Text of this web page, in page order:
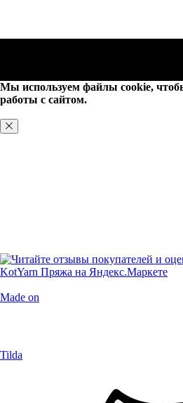
Мы используем файлы cookie,
работы с сайтом.
Made on
Tilda